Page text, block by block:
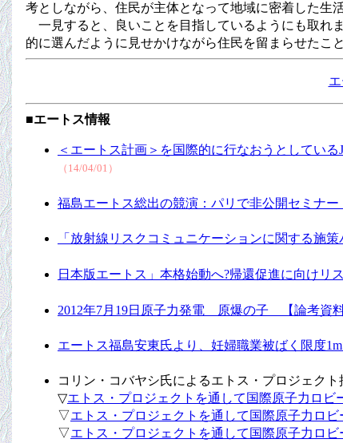
考としながら、住民が主体となって地域に密着した生
一見すると、良いことを目指しているようにも取れ
的に選んだように見せかけながら住民を留まらせたこ
■エートス情報
＜エートス計画＞を国際的に行なおうとしてい
（14/04/01）
福島エートス総出の競演：パリで非公開セミナー
「放射線リスクコミュニケーションに関する施
日本版エートス」本格始動へ?帰還促進に向けリ
2012年7月19日原子力発電 原爆の子 【論考資
エートス福島安東氏より、妊婦職業被ばく限度
コリン・コバヤシ氏によるエトス・プロジェクト
▽エトス・プロジェクトを通して国際原子力ロ
▽エトス・プロジェクトを通して国際原子力ロ
▽エトス・プロジェクトを通して国際原子力ロ